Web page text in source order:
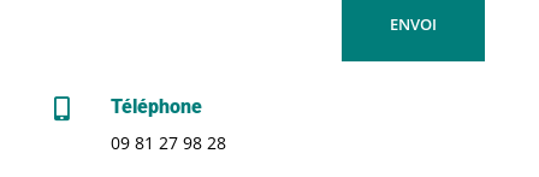
ENVOI

Téléphone
09 81 27 98 28